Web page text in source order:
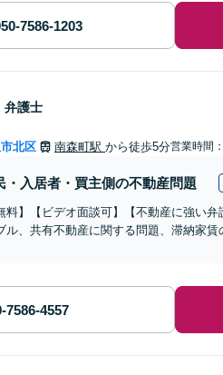
弁護士
北区 南森町駅 から徒歩5分営業時間
・入居者・買主側の不動産問題
料】【ビデオ面談可】【不動産に強い
ル、共有不動産に関する問題、滞納家